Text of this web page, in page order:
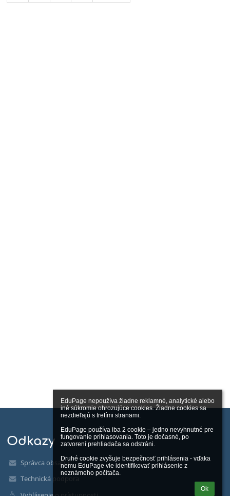
EduPage nepoužíva žiadne reklamné, analytické alebo
iné súkromie ohrozujúce cookies. Žiadne cookies sa
nezdieľajú s tretími stranami.
EduPage používa iba 2 cookie – jedno nevyhnutné pre
fungovanie prihlasovania. Toto je dočasné, po
zatvorení prehliadača sa odstráni.
Druhé cookie zvyšuje bezpečnosť prihlásenia - vďaka
nemu EduPage vie identifikovať prihlásenie z
neznámeho počítača.
Ok
Odkazy
Správca obsahu
Technická podpora